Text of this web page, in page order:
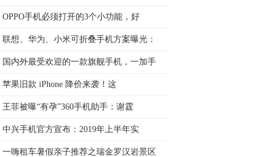
OPPO手机必须打开的3个小功能，好
联想、华为、小米可折叠手机方案曝光：
国内外最受欢迎的一款旗舰手机，一加手
苹果旧款 iPhone 降价来袭！这
王菲被曝“有孕”360手机助手：谢霆
中兴手机官方宣布：2019年上半年实
一嗨租车暑假亲子推荐之瑞金罗汉岩景区